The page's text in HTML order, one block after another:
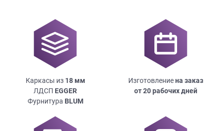
Каркасы из 18мм
ЛДСП EGGER
Фурнитура BLUM
Изготовлениена заказ
от 20 рабочих дней